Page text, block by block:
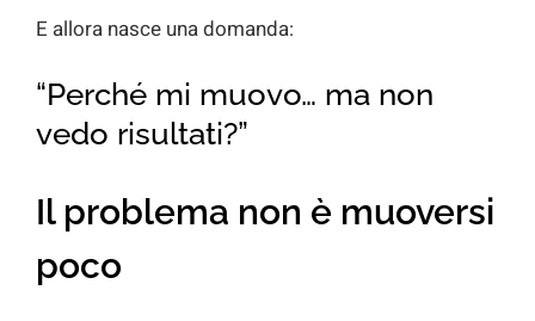
E allora nasce una domanda:
“Perché mi muovo… ma non
vedo risultati?”
Il problema non è muoversi
poco